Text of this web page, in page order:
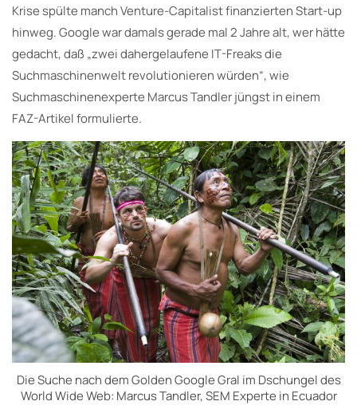
Krise spülte manch Venture-Capitalist finanzierten Start-up
hinweg. Google war damals gerade mal 2 Jahre alt, wer hätte
gedacht, daß „zwei dahergelaufene IT-Freaks die
Suchmaschinenwelt revolutionieren würden“, wie
Suchmaschinenexperte Marcus Tandler jüngst in einem
FAZ-Artikel formulierte.
Die Suche nach dem Golden Google Gral im Dschungel des
World Wide Web: Marcus Tandler, SEM Experte in Ecuador